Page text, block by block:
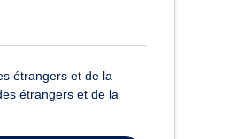
étrangers et de la
étrangers et de la